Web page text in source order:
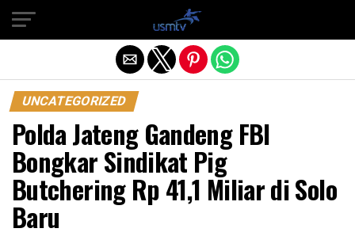
UNCATEGORIZED
Polda Jateng Gandeng FBI
Bongkar Sindikat Pig
Butchering Rp 41,1 Miliar di Solo
Baru
Exit mobile version